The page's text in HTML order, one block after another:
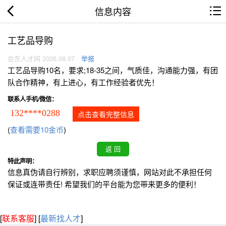
信息内容
工艺品导购
会东人才网 2026.08.07 举报
工艺品导购10名，要求;18-35之间，气质佳，沟通能力强，有团
队合作精神，有上进心，有工作经验者优先！
联系人手机/微信：
132****0288 点击查看完整信息
(查看需要10金币)
特此声明：
信息真伪请自行辨别，求职应聘须谨慎，网站对此不承担任何
保证或连带责任! 希望我们的平台能为您带来更多的便利！
[联系客服] [最新找人才]